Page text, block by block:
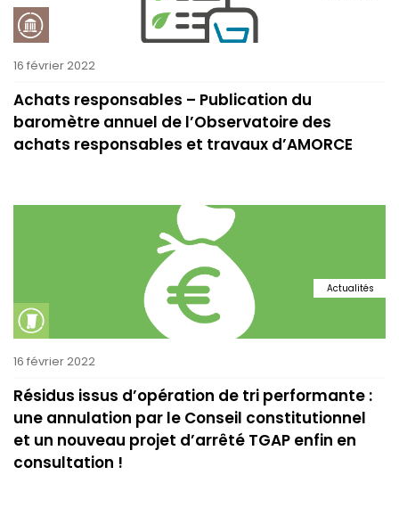
16 février 2022
Achats responsables – Publication du
baromètre annuel de l’Observatoire des
achats responsables et travaux d’AMORCE
Actualités
16 février 2022
Résidus issus d’opération de tri performante :
une annulation par le Conseil constitutionnel
et un nouveau projet d’arrêté TGAP enfin en
consultation !